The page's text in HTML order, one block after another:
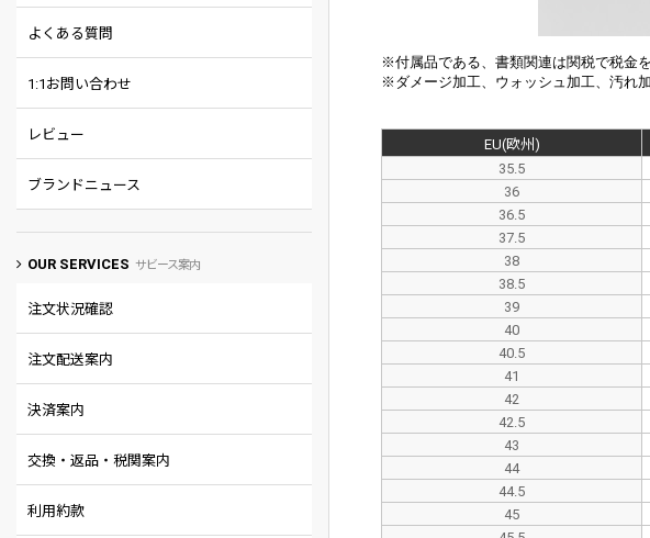
よくある質問
1:1お問い合わせ
レビュー
ブランドニュース
OUR SERVICES サビース案内
注文状況確認
注文配送案内
決済案内
交換・返品・税関案内
利用約款
※付属品である、書類関連は関税で税金
※ ダメージ加工、 ウォッシュ加工、汚れ
EU(欧州)
35.5
36
36.5
37.5
38
38.5
39
40
40.5
41
42
42.5
43
44
44.5
45